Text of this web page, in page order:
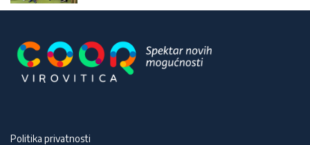
Politika privatnosti